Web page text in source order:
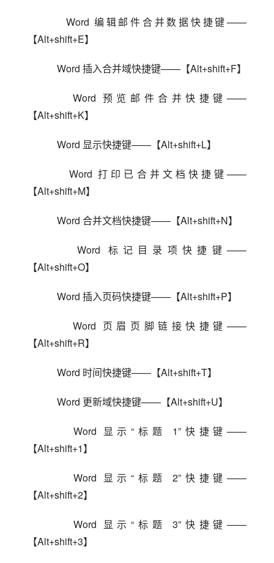
【Alt+shift+E】
    Word 插入合并域快捷键——【Alt+shift+F】
    Word 预览邮件合并快捷键——
【Alt+shift+K】
    Word 显示快捷键——【Alt+shift+L】
    Word 打印已合并文档快捷键——
【Alt+shift+M】
    Word 合并文档快捷键——【Alt+shift+N】
    Word 标记目录项快捷键——
【Alt+shift+O】
    Word 插入页码快捷键——【Alt+shift+P】
    Word 页眉页脚链接快捷键——
【Alt+shift+R】
    Word 时间快捷键——【Alt+shift+T】
    Word 更新域快捷键——【Alt+shift+U】
【Alt+shift+1】
【Alt+shift+2】
【Alt+shift+3】